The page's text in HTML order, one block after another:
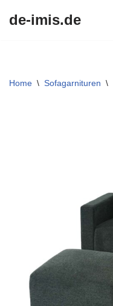
de-imis.de
Home \ Sofagarnituren \